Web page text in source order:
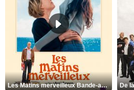
Les Matins merveilleux Bande-annonce VF